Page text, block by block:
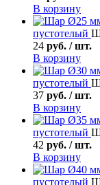
В корзину
пустотелый
24 руб. / шт.
В корзину
пустотелый
37 руб. / шт.
В корзину
пустотелый
42 руб. / шт.
В корзину
пустотелый